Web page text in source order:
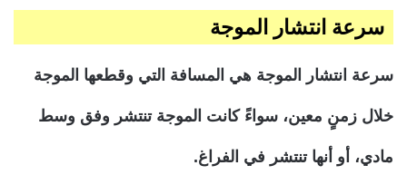
سرعة انتشار الموجة
سرعة انتشار الموجة هي المسافة التي وقطعها الموجة
خلال زمنٍ معين، سواءً كانت الموجة تنتشر وفق وسط
مادي، أو أنها تنتشر في الفراغ.